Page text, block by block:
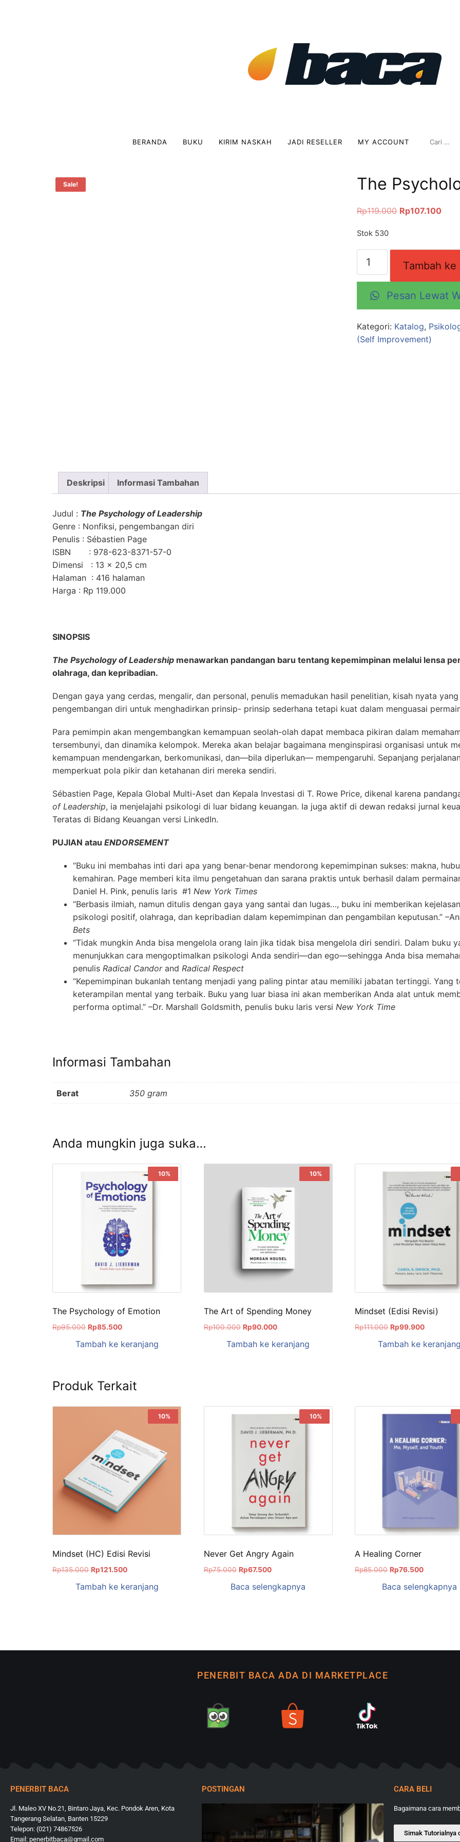
BERANDA BUKU KIRIM NASKAH JADI RESELLER MY ACCOUNT
Sale! The
Rp119.000 Rp107.100
Stok 530
Tambah
Pesan Lewat
Kategori: Katalog,
(Self Improvement)
Deskripsi Informasi Tambahan
Judul : The Psychology of Leadership
Genre : Nonfiksi, pengembangan diri
Penulis : Sébastien Page
ISBN : 978-623-8371-57-0
Dimensi : 13 x 20,5 cm
Halaman : 416 halaman
Harga : Rp 119.000
SINOPSIS
The Psychology of Leadership menawarkan pandangan baru tentang kepemimpinan melalui lensa
olahraga, dan kepribadian.
Dengan gaya yang cerdas, mengalir, dan personal, penulis memadukan hasil penelitian, kisah nyata
pengembangan diri untuk menghadirkan prinsip- prinsip sederhana tetapi kuat dalam menguasai
Para pemimpin akan mengembangkan kemampuan seolah-olah dapat membaca pikiran dalam
tersembunyi, dan dinamika kelompok. Mereka akan belajar bagaimana menginspirasi organisasi untuk
kemampuan mendengarkan, berkomunikasi, dan—bila diperlukan— mempengaruhi. Sepanjang
memperkuat pola pikir dan ketahanan diri mereka sendiri.
Sébastien Page, Kepala Global Multi-Aset dan Kepala Investasi di T. Rowe Price, dikenal karena
of Leadership, ia menjelajahi psikologi di luar bidang keuangan. Ia juga aktif di dewan redaksi jurnal
Teratas di Bidang Keuangan versi LinkedIn.
PUJIAN atau ENDORSEMENT
“Buku ini membahas inti dari apa yang benar-benar mendorong kepemimpinan sukses: makna,
kemahiran. Page memberi kita ilmu pengetahuan dan sarana praktis untuk berhasil dalam
Daniel H. Pink, penulis laris #1 New York Times
“Berbasis ilmiah, namun ditulis dengan gaya yang santai dan lugas…, buku ini memberikan
psikologi positif, olahraga, dan kepribadian dalam kepemimpinan dan pengambilan keputusan.”
Bets
“Tidak mungkin Anda bisa mengelola orang lain jika tidak bisa mengelola diri sendiri. Dalam buku
menunjukkan cara mengoptimalkan psikologi Anda sendiri―dan ego―sehingga Anda bisa
penulis Radical Candorand Radical Respect
“Kepemimpinan bukanlah tentang menjadi yang paling pintar atau memiliki jabatan tertinggi. Yang
keterampilan mental yang terbaik. Buku yang luar biasa ini akan memberikan Anda alat untuk
performa optimal.” –Dr. Marshall Goldsmith, penulis buku laris versi New York Time
Informasi Tambahan
Berat 350 gram
Anda mungkin juga suka…
Sale!
10%
The Psychology of Emotion
Rp95.000 Rp85.500
Tambah ke keranjang
Sale!
10%
The Art of Spending Money
Rp100.000 Rp90.000
Tambah ke keranjang
Mindset (Edisi Revisi)
Rp111.000 Rp99.900
Tambah ke keranjang
Produk Terkait
Sale!
10%
Mindset (HC) Edisi Revisi
Rp135.000 Rp121.500
Tambah ke keranjang
Sale!
10%
Never Get Angry Again
Rp75.000 Rp67.500
Baca selengkapnya
A Healing Corner
Rp85.000 Rp76.500
Baca selengkapnya
PENERBIT BACA ADA DI MARKETPLACE
PENERBIT BACA
Jl. Maleo XV No.21, Bintaro Jaya, Kec. Pondok Aren, Kota
Tangerang Selatan, Banten 15229
Telepon: (021) 74867526
Email: penerbitbaca@gmail.com
POSTINGAN CARA BELI
Bagaimana cara
Simak Tutorialnya